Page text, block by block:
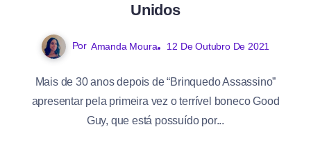
Unidos
Por Amanda Moura 12 De Outubro De 2021
Mais de 30 anos depois de “Brinquedo Assassino”
apresentar pela primeira vez o terrível boneco Good
Guy, que está possuído por...